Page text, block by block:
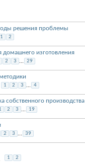
решения проблемы
1 2
домашнего изготовления
2 3 ... 29
1 2 3 ... 4
собственного производства
2 3 ... 19
2 3 ... 39
1 2